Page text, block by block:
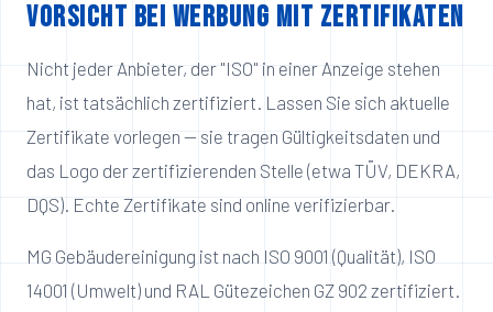
Vorsicht bei Werbung mit Zertifikaten
Nicht jeder Anbieter, der "ISO" in einer Anzeige stehen
hat, ist tatsächlich zertifiziert. Lassen Sie sich aktuelle
Zertifikate vorlegen — sie tragen Gültigkeitsdaten und
das Logo der zertifizierenden Stelle (etwa TÜV, DEKRA,
DQS). Echte Zertifikate sind online verifizierbar.
MG Gebäudereinigung ist nach ISO 9001 (Qualität), ISO
14001 (Umwelt) und RAL Gütezeichen GZ 902 zertifiziert.